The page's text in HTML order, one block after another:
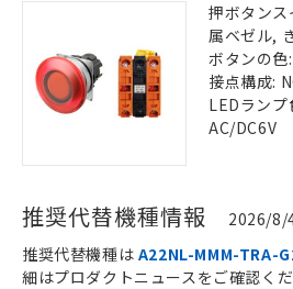
押ボタン
属ベゼル,
ボタンの
接点構成:
LEDランプ
AC/DC6V
推奨代替機種情報 2026/8/
推奨代替機種は A22NL-MMM-TRA-
細はプロダクトニュースをご確認くだ